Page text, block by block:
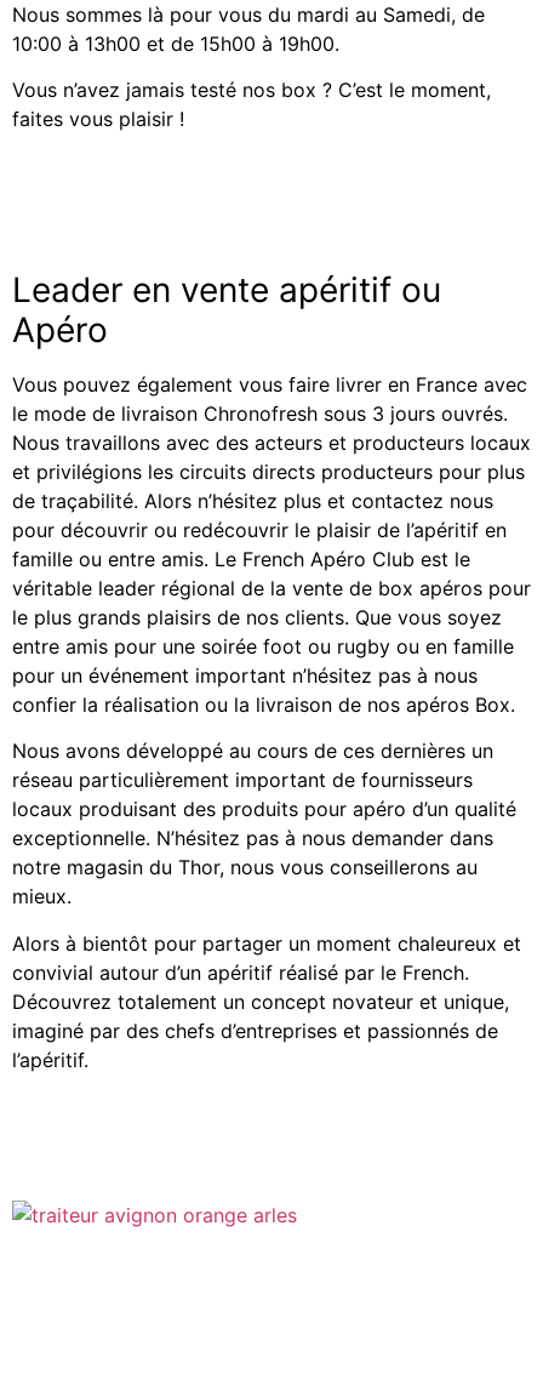
Nous sommes là pour vous du mardi au Samedi, de
10:00 à 13h00 et de 15h00 à 19h00.
Vous n’avez jamais testé nos box ? C’est le moment,
faites vous plaisir !
Leader en vente apéritif ou
Apéro
Vous pouvez également vous faire livrer en France avec
le mode de livraison Chronofresh sous 3 jours ouvrés.
Nous travaillons avec des acteurs et producteurs locaux
et privilégions les circuits directs producteurs pour plus
de traçabilité. Alors n’hésitez plus et contactez nous
pour découvrir ou redécouvrir le plaisir de l’apéritif en
famille ou entre amis. Le French Apéro Club est le
véritable leader régional de la vente de box apéros pour
le plus grands plaisirs de nos clients. Que vous soyez
entre amis pour une soirée foot ou rugby ou en famille
pour un événement important n’hésitez pas à nous
confier la réalisation ou la livraison de nos apéros Box.
Nous avons développé au cours de ces dernières un
réseau particulièrement important de fournisseurs
locaux produisant des produits pour apéro d’un qualité
exceptionnelle. N’hésitez pas à nous demander dans
notre magasin du Thor, nous vous conseillerons au
mieux.
Alors à bientôt pour partager un moment chaleureux et
convivial autour d’un apéritif réalisé par le French.
Découvrez totalement un concept novateur et unique,
imaginé par des chefs d’entreprises et passionnés de
l’apéritif.